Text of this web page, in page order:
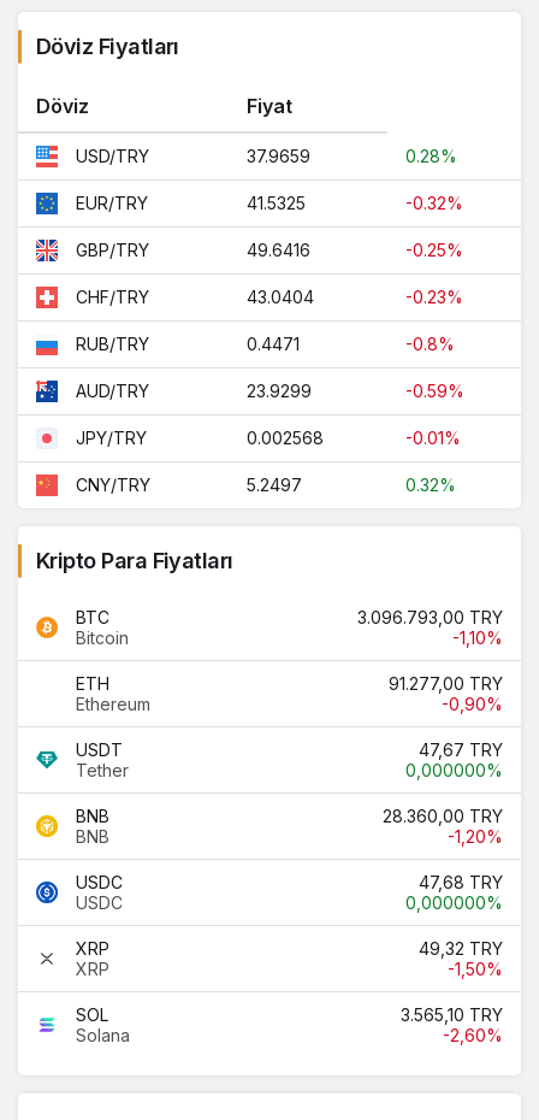
Döviz Fiyatları
Döviz Fiyat
USD/TRY 37.9659 0.28%
EUR/TRY 41.5325 -0.32%
GBP/TRY 49.6416 -0.25%
CHF/TRY 43.0404 -0.23%
RUB/TRY 0.4471 -0.8%
AUD/TRY 23.9299 -0.59%
JPY/TRY 0.002568 -0.01%
CNY/TRY 5.2497 0.32%
Kripto Para Fiyatları
BTC
Bitcoin
3.096.793,00 TRY
-1,10%
ETH
Ethereum
91.277,00 TRY
-0,90%
USDT
Tether
47,67 TRY
0,000000%
BNB
BNB
28.360,00 TRY
-1,20%
USDC
USDC
47,68 TRY
0,000000%
XRP
XRP
49,32 TRY
-1,50%
SOL
Solana
3.565,10 TRY
-2,60%